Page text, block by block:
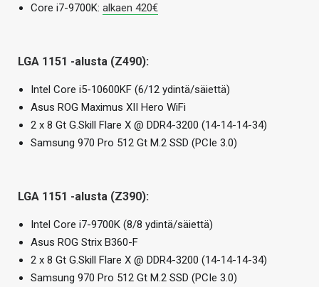
Core i7-9700K: alkaen 420€
LGA 1151 -alusta (Z490):
Intel Core i5-10600KF (6/12 ydintä/säiettä)
Asus ROG Maximus XII Hero WiFi
2 x 8 Gt G.Skill Flare X @ DDR4-3200 (14-14-14-34)
Samsung 970 Pro 512 Gt M.2 SSD (PCIe 3.0)
LGA 1151 -alusta (Z390):
Intel Core i7-9700K (8/8 ydintä/säiettä)
Asus ROG Strix B360-F
2 x 8 Gt G.Skill Flare X @ DDR4-3200 (14-14-14-34)
Samsung 970 Pro 512 Gt M.2 SSD (PCIe 3.0)